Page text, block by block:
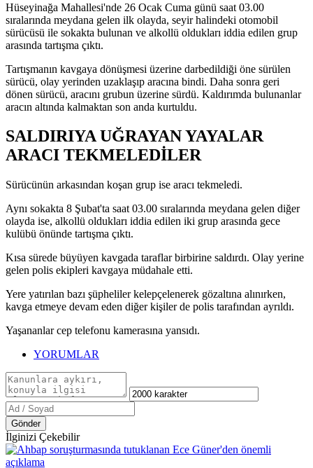
Hüseyinağa Mahallesi'nde 26 Ocak Cuma günü saat 03.00
sıralarında meydana gelen ilk olayda, seyir halindeki otomobil
sürücüsü ile sokakta bulunan ve alkollü oldukları iddia edilen grup
arasında tartışma çıktı.
Tartışmanın kavgaya dönüşmesi üzerine darbedildiği öne sürülen
sürücü, olay yerinden uzaklaşıp aracına bindi. Daha sonra geri
dönen sürücü, aracını grubun üzerine sürdü. Kaldırımda bulunanlar
aracın altında kalmaktan son anda kurtuldu.
SALDIRIYA UĞRAYAN YAYALAR
ARACI TEKMELEDİLER
Sürücünün arkasından koşan grup ise aracı tekmeledi.
Aynı sokakta 8 Şubat'ta saat 03.00 sıralarında meydana gelen diğer
olayda ise, alkollü oldukları iddia edilen iki grup arasında gece
kulübü önünde tartışma çıktı.
Kısa sürede büyüyen kavgada taraflar birbirine saldırdı. Olay yerine
gelen polis ekipleri kavgaya müdahale etti.
Yere yatırılan bazı şüpheliler kelepçelenerek gözaltına alınırken,
kavga etmeye devam eden diğer kişiler de polis tarafından ayrıldı.
Yaşananlar cep telefonu kamerasına yansıdı.
YORUMLAR
Gönder
İlginizi Çekebilir